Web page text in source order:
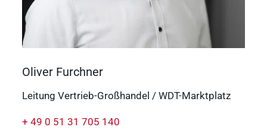
Oliver Furchner
Leitung Vertrieb-Großhandel / WDT-Marktplatz
+ 49 0 51 31 705 140